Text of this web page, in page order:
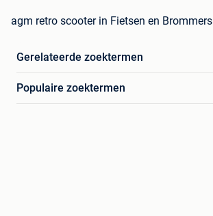
agm retro scooter in Fietsen en Brommers
Gerelateerde zoektermen
Populaire zoektermen